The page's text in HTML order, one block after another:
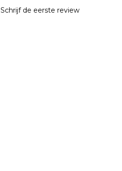
Schrijf de eerste review